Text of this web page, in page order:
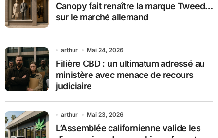
Canopy fait renaître la marque Tweed…
sur le marché allemand
arthur Mai 24, 2026
Filière CBD : un ultimatum adressé au
ministère avec menace de recours
judiciaire
arthur Mai 23, 2026
L’Assemblée californienne valide les